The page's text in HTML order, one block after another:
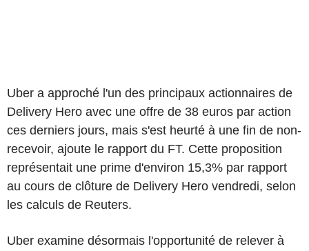
Uber a approché l'un des principaux actionnaires de
Delivery Hero avec une offre de 38 euros par action
ces derniers jours, mais s'est heurté à une fin de non-
recevoir, ajoute le rapport du FT. Cette proposition
représentait une prime d'environ 15,3% par rapport
au cours de clôture de Delivery Hero vendredi, selon
les calculs de Reuters.
Uber examine désormais l'opportunité de relever à